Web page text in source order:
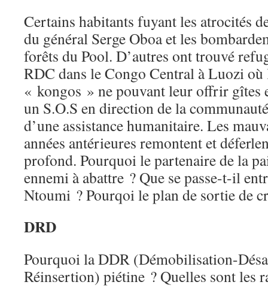
Certains habitants fuyant les atrocités
du général Serge Oboa et les
forêts du Pool. D’autres ont trouvé
RDC dans le Congo Central à Luozi où
« kongos » ne pouvant leur offrir gîtes
un S.O.S en direction de la
d’une assistance humanitaire. Les
années antérieures remontent et
profond. Pourquoi le partenaire de la
ennemi à abattre ? Que se passe-t-il
Ntoumi ? Pourqoi le plan de sortie de
DRD
Pourquoi la DDR (Démobilisation-
Réinsertion) piétine ? Quelles sont les